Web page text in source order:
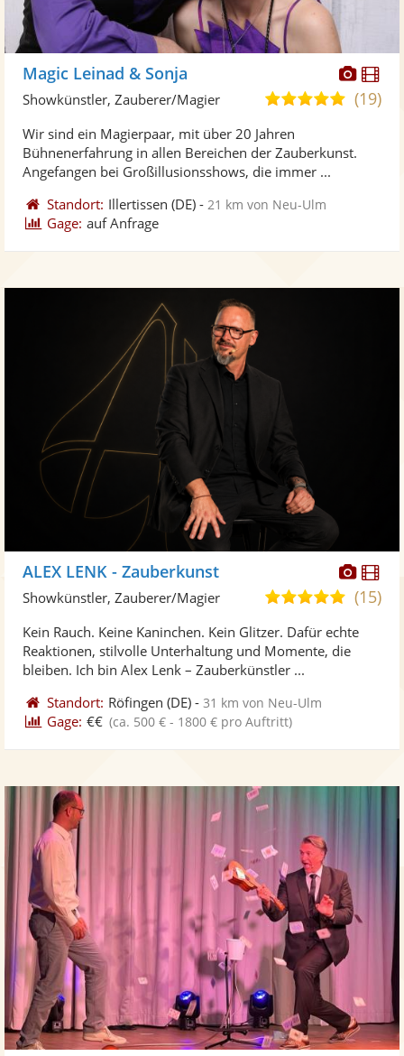
Magic Leinad & Sonja
5,0(19)
Showkünstler, Zauberer/Magier
Wir sind ein Magierpaar, mit über 20 Jahren
Bühnenerfahrung in allen Bereichen der Zauberkunst.
Angefangen bei Großillusionsshows, die immer ...
Standort: Illertissen (DE) - 21 km von Neu-Ulm
Gage: auf Anfrage
Fotos
ALEX LENK - Zauberkunst
4,9
5
(15)
Showkünstler, Zauberer/Magier
Kein Rauch. Keine Kaninchen. Kein Glitzer. Dafür echte
Reaktionen, stilvolle Unterhaltung und Momente, die
bleiben. Ich bin Alex Lenk – Zauberkünstler ...
Standort: Röfingen (DE) -31 km von Neu-Ulm
Gage: €€ (ca. 500 € - 1800 € pro Auftritt)